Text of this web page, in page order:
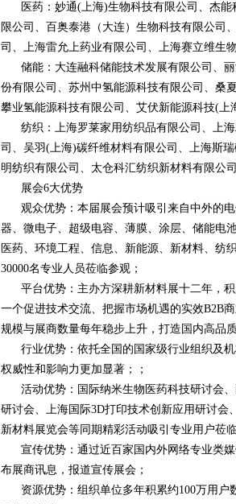
医药：妙通(上海)生物科技有限公司、杰
限公司、百奥泰港（大连）生物科技有限公司
司、上海雷允上药业有限公司、上海赛立维生
储能：大连融科储能技术发展有限公司、
份有限公司、苏州中氢能源科技有限公司、桑
攀业氢能源科技有限公司、艾伏新能源科技(上
纺织：上海罗莱家用纺织品有限公司、上
司、吴羽(上海)碳纤维材料有限公司、上海斯
明纺织有限公司、太仓科汇纺织新材料有限公
展会6大优势
观众优势：本届展会预计吸引来自中外的
器、微电子、超级电容、薄膜、涂层、储能电
医药、环境工程、信息、新能源、新材料、纺
30000名专业人员莅临参观；
平台优势：主办方深耕新材料展十二年，
一个促进技术交流、把握市场机遇的实效B2B
规模与展商数量每年稳步上升，打造国内高品
行业优势：依托全国的国家级行业组织及
权威性和影响力更加显著；；
活动优势：国际纳米生物医药科技研讨会
研讨会、上海国际3D打印技术创新应用研讨
新材料展览会等同期精彩活动吸引专业用户莅
宣传优势：通过近百家国内外网络专业类
布展商讯息，报道宣传展会；
资源优势：组织单位多年积累约100万用